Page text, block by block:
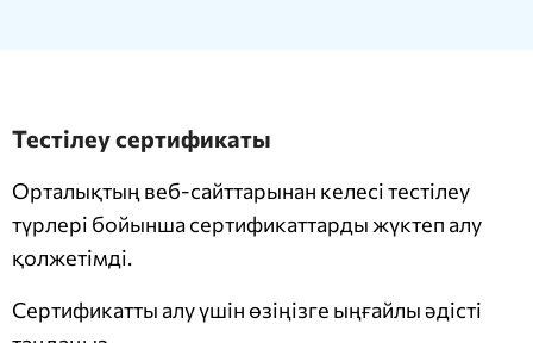
Тестілеу сертификаты
Орталықтың веб-сайттарынан келесі тестілеу
түрлері бойынша сертификаттарды жүктеп алу
қолжетімді.
Сертификатты алу үшін өзіңізге ыңғайлы әдісті